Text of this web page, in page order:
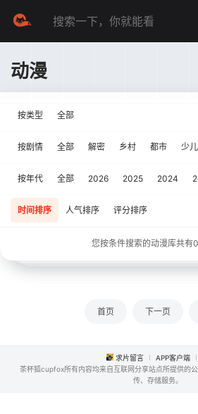
动漫
按类型 全部
按剧情 全部 解密 乡村 都市 少儿
按年代 全部 2026 2025 2024
时间排序 人气排序 评分排序
您按条件搜索的动漫库共有0
首页 下一页
求片留言 APP客户端
茶杯狐cupfox所有内容均来自互联网分享站点所提供的
传、存储服务。